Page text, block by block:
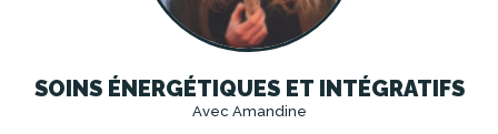
SOINS ÉNERGÉTIQUES ET INTÉGRATIFS
Avec Amandine